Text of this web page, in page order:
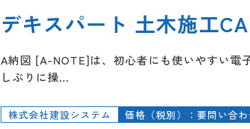
デキスパート 土木施工
A納図 [A-NOTE]は、初心者にも使いやすい電
しぶりに操…
株式会社建設システム 価格（税別）：要問い合わ